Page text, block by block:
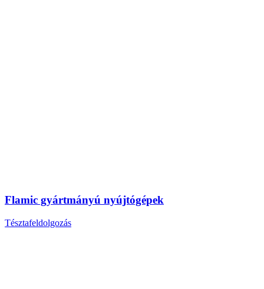
Flamic gyártmányú nyújtógépek
Tésztafeldolgozás